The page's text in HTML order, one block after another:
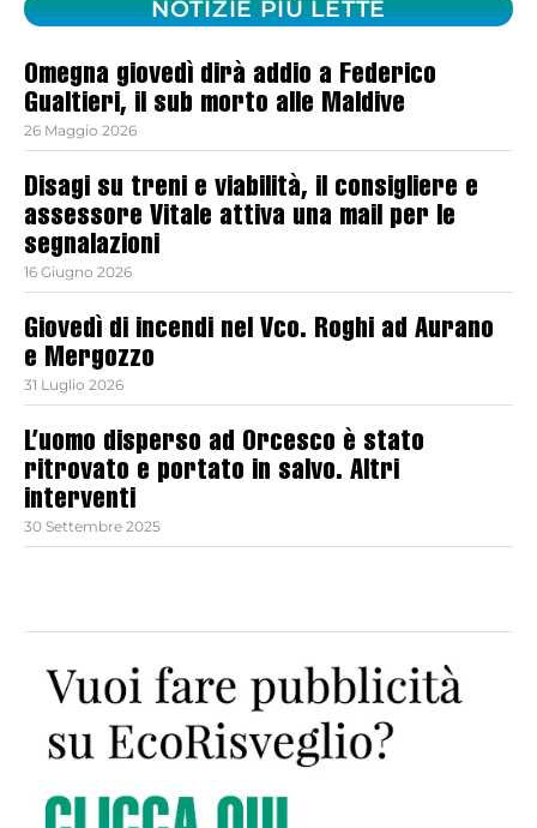
NOTIZIE PIÙ LETTE
Omegna giovedì dirà addio a Federico
Gualtieri, il sub morto alle Maldive
26 Maggio 2026
Disagi su treni e viabilità, il consigliere e
assessore Vitale attiva una mail per le
segnalazioni
16 Giugno 2026
Giovedì di incendi nel Vco. Roghi ad Aurano
e Mergozzo
31 Luglio 2026
L’uomo disperso ad Orcesco è stato
ritrovato e portato in salvo. Altri
interventi
30 Settembre 2025